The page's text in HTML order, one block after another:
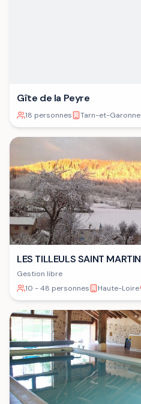
Gîte de la Peyre
18 personnes Tarn-et-Garonne
LES TILLEULS SAINT MARTIN
Gestion libre
10 - 48 personnes
Haute-Loire